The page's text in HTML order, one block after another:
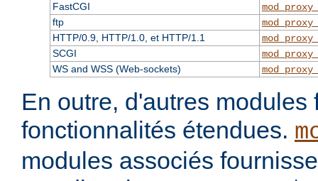
FastCGI
ftp
HTTP/0.9, HTTP/1.0, et HTTP/1.1
SCGI
WS and WSS (Web-sockets)
En outre, d'autres modules
fonctionnalités étendues.
modules associés